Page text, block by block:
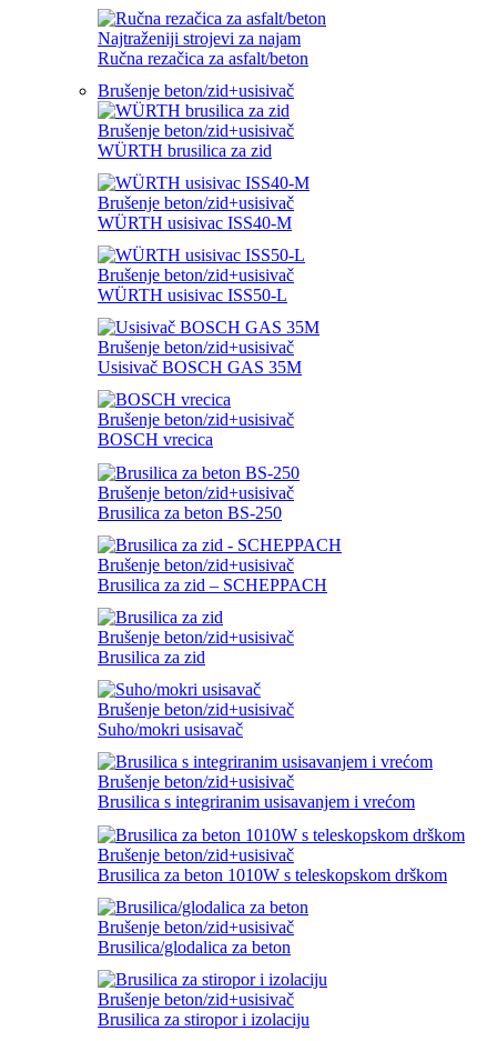
Najtraženiji strojevi za najam
Ručna rezačica za asfalt/beton
Brušenje beton/zid+usisivač
Brušenje beton/zid+usisivač
WÜRTH brusilica za zid
Brušenje beton/zid+usisivač
WÜRTH usisivac ISS40-M
Brušenje beton/zid+usisivač
WÜRTH usisivac ISS50-L
Brušenje beton/zid+usisivač
Usisivač BOSCH GAS 35M
Brušenje beton/zid+usisivač
BOSCH vrecica
Brušenje beton/zid+usisivač
Brusilica za beton BS-250
Brušenje beton/zid+usisivač
Brusilica za zid – SCHEPPACH
Brušenje beton/zid+usisivač
Brusilica za zid
Brušenje beton/zid+usisivač
Suho/mokri usisavač
Brušenje beton/zid+usisivač
Brusilica s integriranim usisavanjem i vrećom
Brušenje beton/zid+usisivač
Brusilica za beton 1010W s teleskopskom drškom
Brušenje beton/zid+usisivač
Brusilica/glodalica za beton
Brušenje beton/zid+usisivač
Brusilica za stiropor i izolaciju